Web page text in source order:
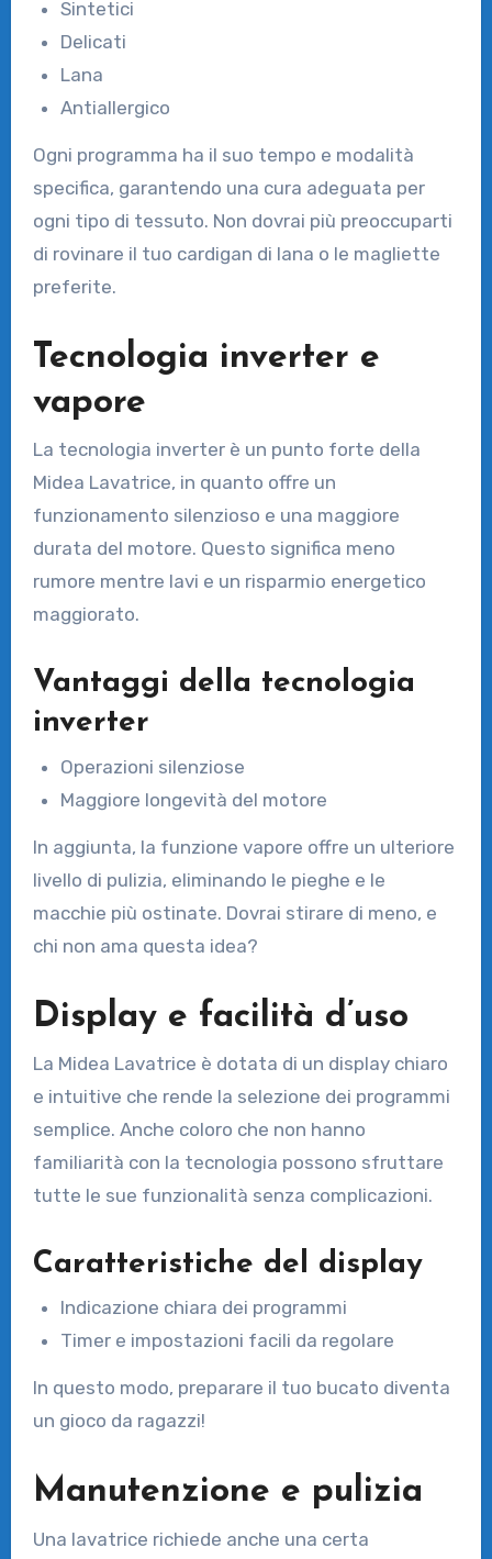
Sintetici
Delicati
Lana
Antiallergico
Ogni programma ha il suo tempo e modalità
specifica, garantendo una cura adeguata per
ogni tipo di tessuto. Non dovrai più preoccuparti
di rovinare il tuo cardigan di lana o le magliette
preferite.
Tecnologia inverter e
vapore
La tecnologia inverter è un punto forte della
Midea Lavatrice, in quanto offre un
funzionamento silenzioso e una maggiore
durata del motore. Questo significa meno
rumore mentre lavi e un risparmio energetico
maggiorato.
Vantaggi della tecnologia
inverter
Operazioni silenziose
Maggiore longevità del motore
In aggiunta, la funzione vapore offre un ulteriore
livello di pulizia, eliminando le pieghe e le
macchie più ostinate. Dovrai stirare di meno, e
chi non ama questa idea?
Display e facilità d’uso
La Midea Lavatrice è dotata di un display chiaro
e intuitive che rende la selezione dei programmi
semplice. Anche coloro che non hanno
familiarità con la tecnologia possono sfruttare
tutte le sue funzionalità senza complicazioni.
Caratteristiche del display
Indicazione chiara dei programmi
Timer e impostazioni facili da regolare
In questo modo, preparare il tuo bucato diventa
un gioco da ragazzi!
Manutenzione e pulizia
Una lavatrice richiede anche una certa